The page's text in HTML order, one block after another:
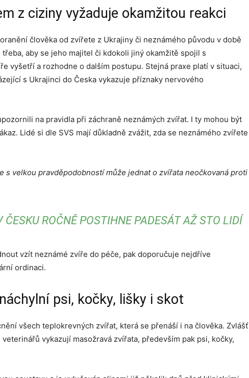
z ciziny vyžaduje okamžitou reakci
člověka od zvířete z Ukrajiny či neznámého původu v době
aby se jeho majitel či kdokoli jiný okamžitě spojil s
vyšetří a rozhodne o dalším postupu. Stejná praxe platí v situaci,
s Ukrajinci do Česka vykazuje příznaky nervového
na pravidla při záchraně neznámých zvířat. I ty mohou být
Lidé si dle SVS mají důkladně zvážit, zda se neznámého zvířete
s velkou pravděpodobností může jednat o zvířata neočkovaná proti
ČESKU ROČNĚ POSTIHNE PADESÁT AŽ STO LIDÍ
vzít neznámé zvíře do péče, pak doporučuje nejdříve
ordinaci.
psi, kočky, lišky i skot
všech teplokrevných zvířat, která se přenáší i na člověka. Zvlášť
vykazují masožravá zvířata, především pak psi, kočky,